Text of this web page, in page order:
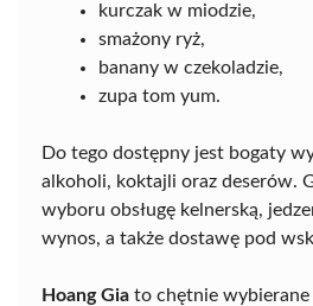
kurczak w miodzie,
smażony ryż,
banany w czekoladzie,
zupa tom yum.
Do tego dostępny jest bogaty
alkoholi, koktajli oraz deserów.
wyboru obsługę kelnerską,
wynos, a także dostawę pod
Hoang Gia to chętnie wybierane